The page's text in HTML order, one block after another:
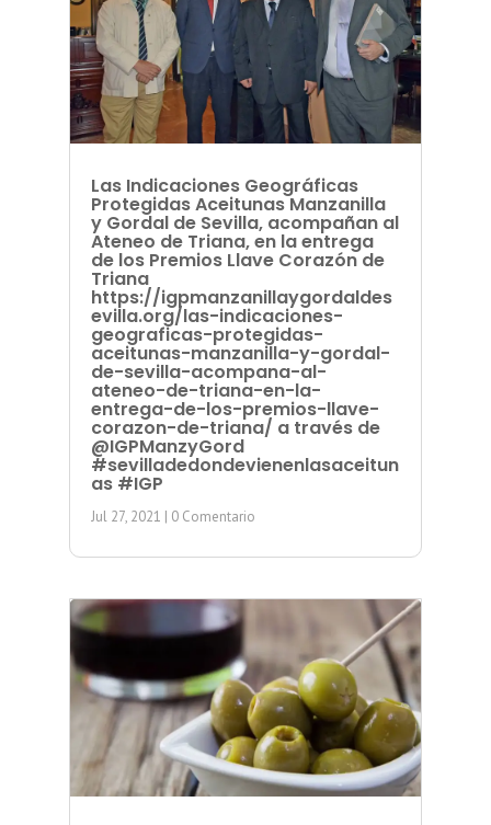
Las Indicaciones Geográficas
Protegidas Aceitunas Manzanilla
y Gordal de Sevilla, acompañan al
Ateneo de Triana, en la entrega
de los Premios Llave Corazón de
Triana
https://igpmanzanillaygordaldes
evilla.org/las-indicaciones-
geograficas-protegidas-
aceitunas-manzanilla-y-gordal-
de-sevilla-acompana-al-
ateneo-de-triana-en-la-
entrega-de-los-premios-llave-
corazon-de-triana/ a través de
@IGPManzyGord
#sevilladedondevienenlasaceitun
as #IGP
Jul 27, 2021 | 0 Comentario